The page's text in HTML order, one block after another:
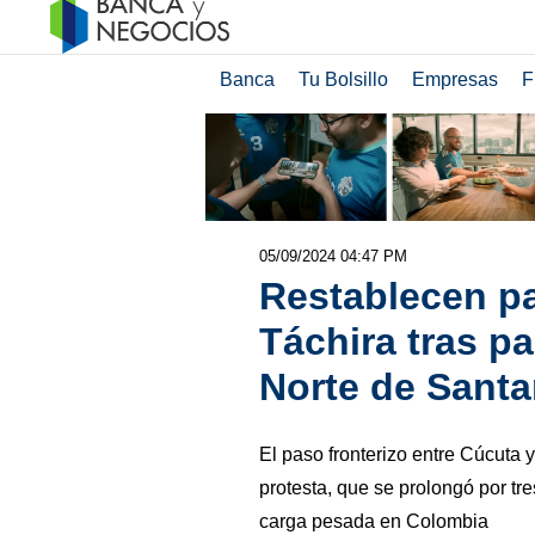
Banca Tu Bolsillo Empresas
05/09/2024 04:47 PM
Restablecen
Táchira tras
Norte de
El paso fronterizo entre Cúcuta
protesta, que se prolongó por
carga pesada en Colombia